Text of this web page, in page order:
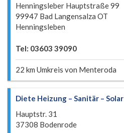
Henningsleber Hauptstraße 99
99947 Bad Langensalza OT
Henningsleben
Tel: 03603 39090
22 km Umkreis von Menteroda
Diete Heizung – Sanitär – Solar
Hauptstr. 31
37308 Bodenrode